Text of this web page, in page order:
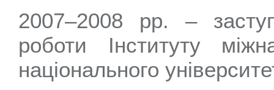
2007–2008 рр. –
роботи Інституту
національного